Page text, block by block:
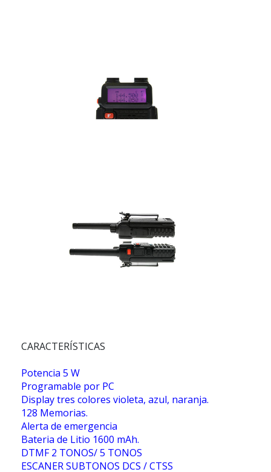
CARACTERÍSTICAS
Potencia 5 W
Programable por PC
Display tres colores violeta, azul, naranja.
128 Memorias.
Alerta de emergencia
Bateria de Litio 1600 mAh.
DTMF 2 TONOS/ 5 TONOS
ESCANER SUBTONOS DCS / CTSS